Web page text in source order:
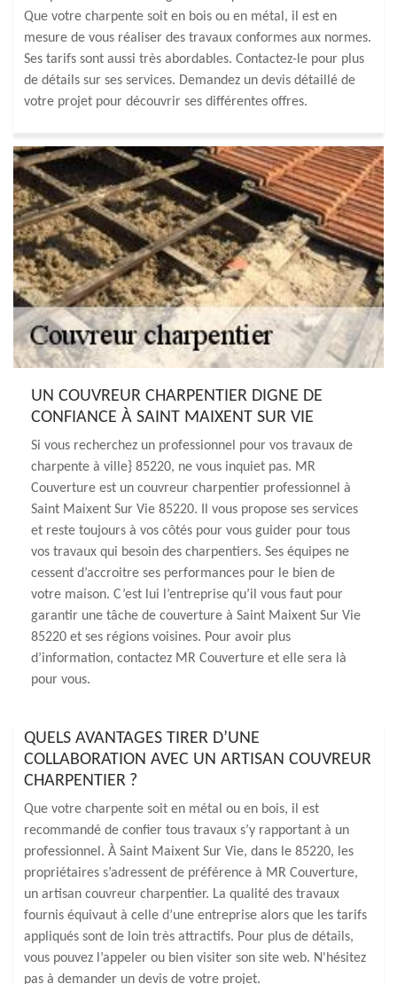
Que votre charpente soit en bois ou en métal, il est en
mesure de vous réaliser des travaux conformes aux normes.
Ses tarifs sont aussi très abordables. Contactez-le pour plus
de détails sur ses services. Demandez un devis détaillé de
votre projet pour découvrir ses différentes offres.
UN COUVREUR CHARPENTIER DIGNE DE
CONFIANCE À SAINT MAIXENT SUR VIE
Si vous recherchez un professionnel pour vos travaux de
charpente à ville} 85220, ne vous inquiet pas. MR
Couverture est un couvreur charpentier professionnel à
Saint Maixent Sur Vie 85220. Il vous propose ses services
et reste toujours à vos côtés pour vous guider pour tous
vos travaux qui besoin des charpentiers. Ses équipes ne
cessent d’accroitre ses performances pour le bien de
votre maison. C’est lui l’entreprise qu’il vous faut pour
garantir une tâche de couverture à Saint Maixent Sur Vie
85220 et ses régions voisines. Pour avoir plus
d’information, contactez MR Couverture et elle sera là
pour vous.
QUELS AVANTAGES TIRER D’UNE
COLLABORATION AVEC UN ARTISAN COUVREUR
CHARPENTIER ?
Que votre charpente soit en métal ou en bois, il est
recommandé de confier tous travaux s’y rapportant à un
professionnel. À Saint Maixent Sur Vie, dans le 85220, les
propriétaires s’adressent de préférence à MR Couverture,
un artisan couvreur charpentier. La qualité des travaux
fournis équivaut à celle d’une entreprise alors que les tarifs
appliqués sont de loin très attractifs. Pour plus de détails,
vous pouvez l’appeler ou bien visiter son site web. N'hésitez
pas à demander un devis de votre projet.